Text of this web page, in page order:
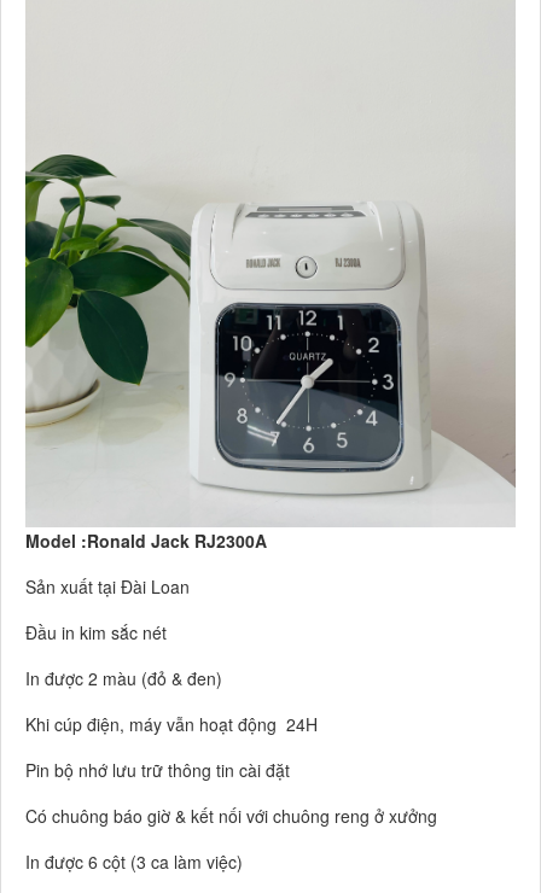
Model :Ronald Jack RJ2300A
Sản xuất tại Đài Loan
Đầu in kim sắc nét
In được 2 màu (đỏ & đen)
Khi cúp điện, máy vẫn hoạt động 24H
Pin bộ nhớ lưu trữ thông tin cài đặt
Có chuông báo giờ & kết nối với chuông reng ở xưởng
In được 6 cột (3 ca làm việc)